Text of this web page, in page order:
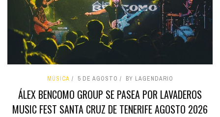
MÚSICA 5 DE AGOSTO BY LAGENDARIO
ÁLEX BENCOMO GROUP SE PASEA POR LAVADEROS
MUSIC FEST SANTA CRUZ DE TENERIFE AGOSTO 2026